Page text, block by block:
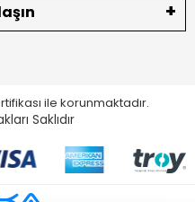
ile korunmaktadır.
Saklıdır